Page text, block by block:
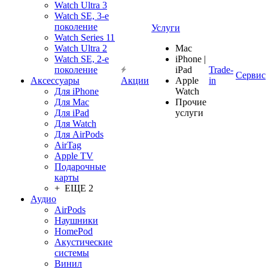
Watch Ultra 3
Watch SE, 3-е
поколение
Watch Series 11
Watch Ultra 2
Watch SE, 2-е
поколение
Аксессуары
Для iPhone
Для Mac
Для iPad
Для Watch
Для AirPods
AirTag
Apple TV
Подарочные
карты
+ ЕЩЕ 2
Аудио
AirPods
Наушники
HomePod
Акустические
системы
Винил
Акции
Услуги
Mac
iPhone |
iPad
Apple
Watch
Прочие
услуги
Trade-
in
Сервис